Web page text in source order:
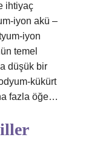
ihtiyaç
iyon akü –
iyon
temel
düşük bir
kükürt
fazla öğe…